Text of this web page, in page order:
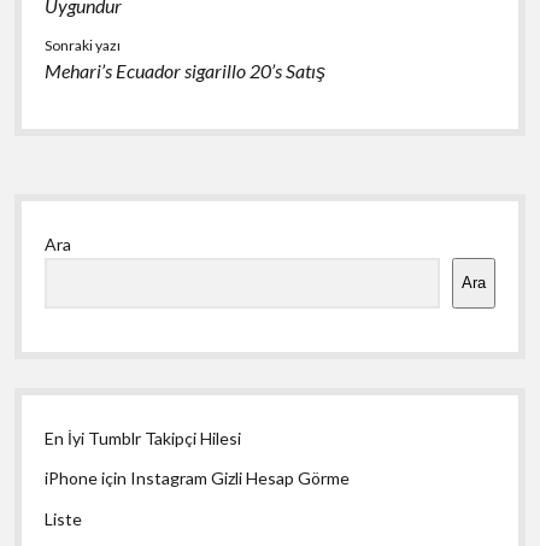
Uygundur
Sonraki yazı
Mehari’s Ecuador sigarillo 20’s Satış
Yan
Menü
Ara
Ara
En İyi Tumblr Takipçi Hilesi
iPhone için Instagram Gizli Hesap Görme
Liste